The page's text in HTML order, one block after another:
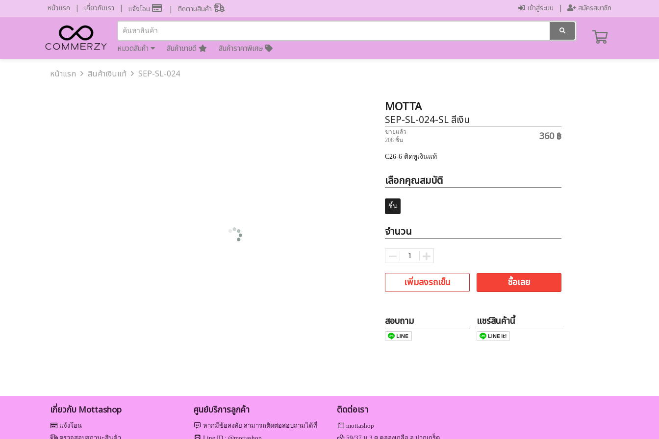
หน้าแรก เกี่ยวกับเรา แจ้งโอน ติดตามสินค้า เข้าสู่ระบบ สมัครสมาชิก
หมวดสินค้า สินค้าขายดี สินค้าราคาพิเศษ
หน้าแรก สินค้าเงินแท้ SEP-SL-024
MOTTA
SEP-SL-024-SL สีเงิน
360 ฿
ขายแล้ว
208 ชิ้น
C26-6 ติดหูเงินแท้
เลือกคุณสมบัติ
ชิ้น
จำนวน
เพิ่มลงรถเข็น ซื้อเลย
สอบถาม แชร์สินค้านี้
เกี่ยวกับ Mottashop
แจ้งโอน
ศูนย์บริการลูกค้า
หากมีข้อสงสัย สามารถติดต่อสอบถามได้ที่
ติดต่อเรา
mottashop